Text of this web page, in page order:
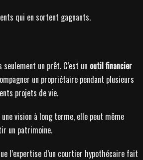
qui en sortent gagnants.
seulement un prêt. C’est un outil financier
un propriétaire pendant plusieurs
projets de vie.
vision à long terme, elle peut même
un patrimoine.
l’expertise d’un courtier hypothécaire fait